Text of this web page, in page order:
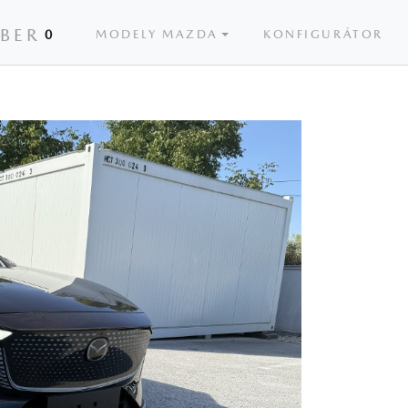
0 MODELY MAZDA KONFIGURÁTOR